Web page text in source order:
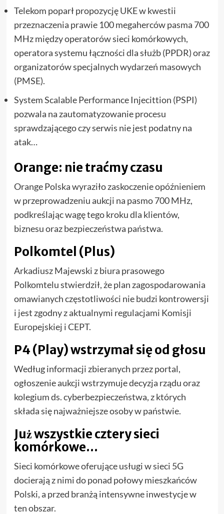
Telekom poparł propozycję UKE w kwestii
przeznaczenia prawie 100 megaherców pasma 700
MHz między operatorów sieci komórkowych,
operatora systemu łączności dla służb (PPDR) oraz
organizatorów specjalnych wydarzeń masowych
(PMSE).
System Scalable Performance Injecittion (PSPI)
pozwala na zautomatyzowanie procesu
sprawdzającego czy serwis nie jest podatny na
atak…
Orange: nie traćmy czasu
Orange Polska wyraziło zaskoczenie opóźnieniem
w przeprowadzeniu aukcji na pasmo 700 MHz,
podkreślając wagę tego kroku dla klientów,
biznesu oraz bezpieczeństwa państwa.
Polkomtel (Plus)
Arkadiusz Majewski z biura prasowego
Polkomtelu stwierdził, że plan zagospodarowania
omawianych częstotliwości nie budzi kontrowersji
i jest zgodny z aktualnymi regulacjami Komisji
Europejskiej i CEPT.
P4 (Play) wstrzymał się od głosu
Według informacji zbieranych przez portal,
ogłoszenie aukcji wstrzymuje decyzja rządu oraz
kolegium ds. cyberbezpieczeństwa, z których
składa się najważniejsze osoby w państwie.
Już wszystkie cztery sieci
komórkowe…
Sieci komórkowe oferujące usługi w sieci 5G
docierają z nimi do ponad połowy mieszkańców
Polski, a przed branżą intensywne inwestycje w
ten obszar.